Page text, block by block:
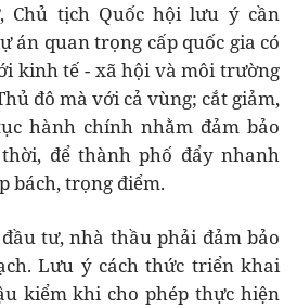
Chủ tịch Quốc hội lưu ý cần
án quan trọng cấp quốc gia có
kinh tế - xã hội và môi trường
đô mà với cả vùng; cắt giảm,
hành chính nhằm đảm bảo
để thành phố đẩy nhanh
bách, trọng điểm.
tư, nhà thầu phải đảm bảo
Lưu ý cách thức triển khai
kiểm khi cho phép thực hiện